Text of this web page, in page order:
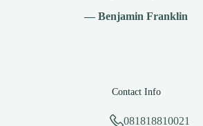
— Benjamin Franklin
Contact Info
081818810021